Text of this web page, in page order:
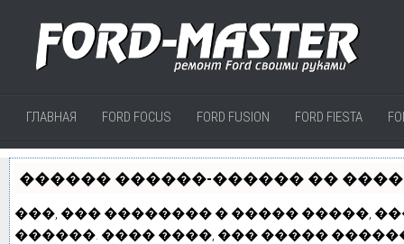
ГЛАВНАЯ FORD FOCUS FORD FUSION FORD FIESTA
������ ������-������ ��
���, ��� �������� � ����� �����,
������. ���� ����, ��� �����